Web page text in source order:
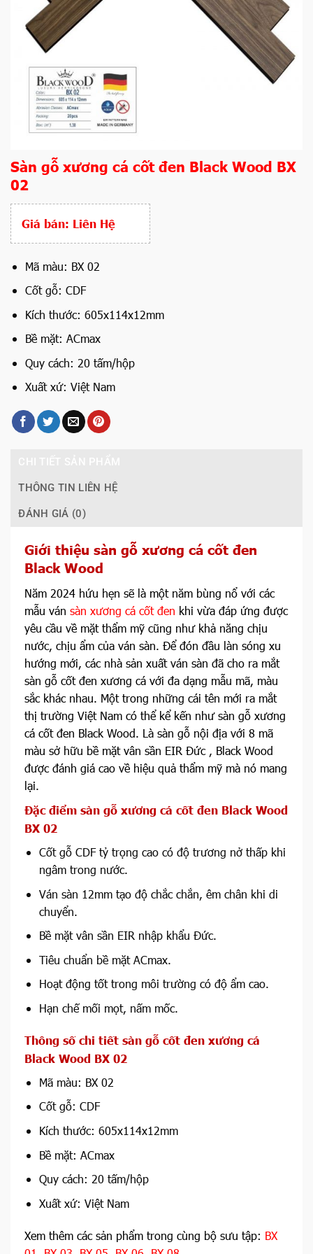
Sàn gỗ xương cá cốt đen Black Wood BX
02
Giá bán: Liên Hệ
Mã màu: BX 02
Cốt gỗ: CDF
Kích thước: 605x114x12mm
Bề mặt: ACmax
Quy cách: 20 tấm/hộp
Xuất xứ: Việt Nam
THÔNG TIN LIÊN HỆ
ĐÁNH GIÁ (0)
Giới thiệu sàn gỗ xương cá cốt đen
Black Wood
Năm 2024 hứu hẹn sẽ là một năm bùng nổ với các
mẫu ván sàn xương cá cốt đen khi vừa đáp ứng được
yêu cầu về mặt thẩm mỹ cũng như khả năng chịu
nước, chịu ẩm của ván sàn. Để đón đầu làn sóng xu
hướng mới, các nhà sản xuất ván sàn đã cho ra mắt
sàn gỗ cốt đen xương cá với đa dạng mẫu mã, màu
sắc khác nhau. Một trong những cái tên mới ra mắt
thị trường Việt Nam có thể kể kến như sàn gỗ xương
cá cốt đen Black Wood. Là sàn gỗ nội địa với 8 mã
màu sở hữu bề mặt vân sần EIR Đức , Black Wood
được đánh giá cao về hiệu quả thẩm mỹ mà nó mang
lại.
Đặc điểm sàn gỗ xương cá cốt đen Black Wood
BX 02
Cốt gỗ CDF tỷ trọng cao có độ trương nở thấp khi
ngâm trong nước.
Ván sàn 12mm tạo độ chắc chắn, êm chân khi di
chuyển.
Bề mặt vân sần EIR nhập khẩu Đức.
Tiêu chuẩn bề mặt ACmax.
Hoạt động tốt trong môi trường có độ ẩm cao.
Hạn chế mối mọt, nấm mốc.
Thông số chi tiết sàn gỗ cốt đen xương cá
Black Wood BX 02
Mã màu: BX 02
Cốt gỗ: CDF
Kích thước: 605x114x12mm
Bề mặt: ACmax
Quy cách: 20 tấm/hộp
Xuất xứ: Việt Nam
Xem thêm các sản phẩm trong cùng bộ sưu tập: BX